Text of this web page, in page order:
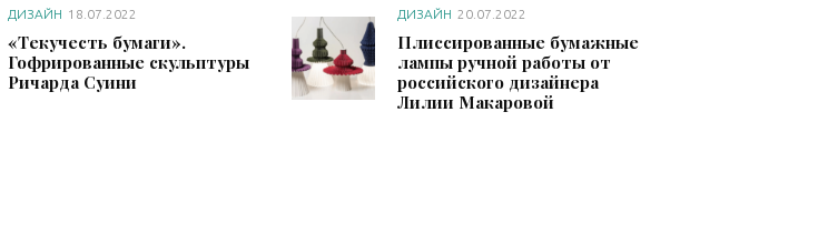
ДИЗАЙН 18.07.2022
«Текучесть бумаги».
Гофрированные скульптуры
Ричарда Суини
ДИЗАЙН 20.07.2022
Плиссированные бумажные
лампы ручной работы от
российского дизайнера
Лилии Макаровой